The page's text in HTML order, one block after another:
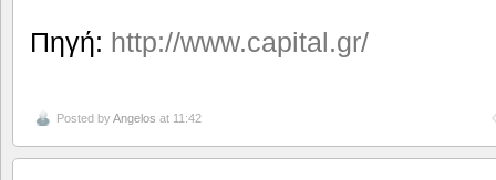
Πηγή: http://www.capital.gr/
Posted byAngelos at 11:42